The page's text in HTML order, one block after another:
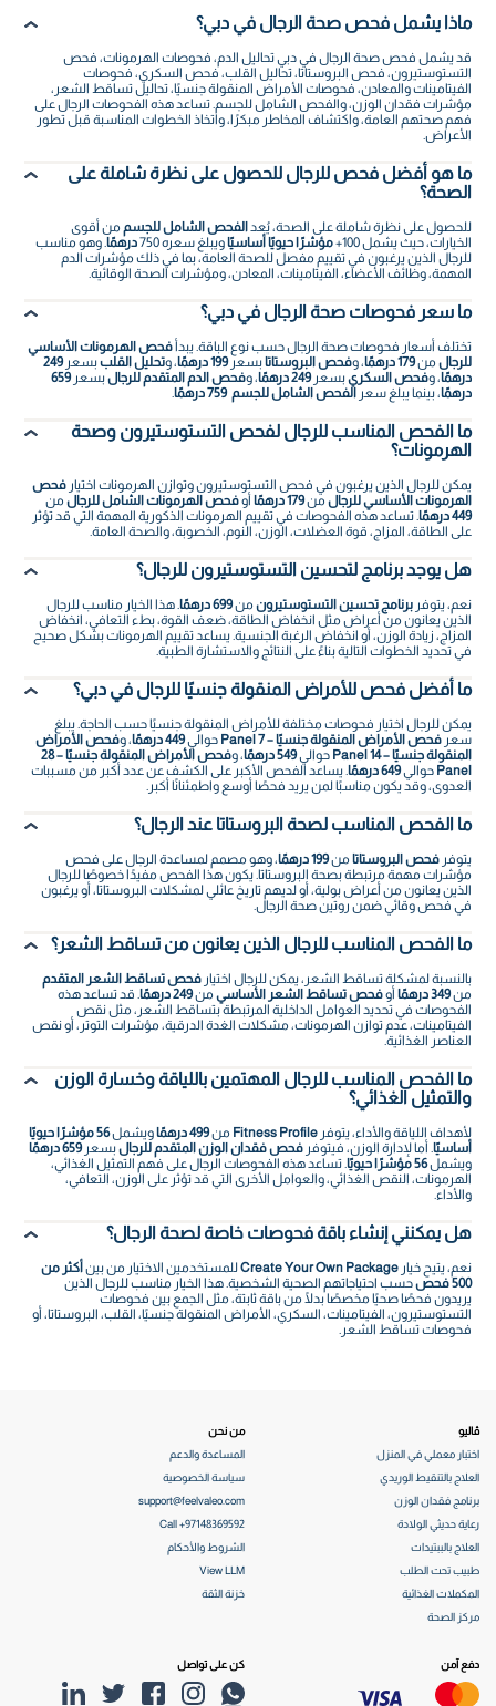
ماذا يشمل فحص صحة الرجال في دبي؟
قد يشمل فحص صحة الرجال في دبي تحاليل الدم، فحوصات الهرمونات، فحص
التستوستيرون، فحص البروستاتا، تحاليل القلب، فحص السكري، فحوصات
الفيتامينات والمعادن، فحوصات الأمراض المنقولة جنسيًا، تحاليل تساقط الشعر،
مؤشرات فقدان الوزن، والفحص الشامل للجسم. تساعد هذه الفحوصات الرجال على
فهم صحتهم العامة، واكتشاف المخاطر مبكرًا، واتخاذ الخطوات المناسبة قبل تطور
الأعراض.
ما هو أفضل فحص للرجال للحصول على نظرة شاملة على
الصحة؟
للحصول على نظرة شاملة على الصحة، يُعد الفحص الشامل للجسممن أقوى
الخيارات، حيث يشمل 100+
مؤشرًا حيويًا أساسيًاويبلغ سعره 750 درهمًا. وهو مناسب
للرجال الذين يرغبون في تقييم مفصل للصحة العامة، بما في ذلك مؤشرات الدم
المهمة، وظائف الأعضاء، الفيتامينات، المعادن، ومؤشرات الصحة الوقائية.
ما سعر فحوصات صحة الرجال في دبي؟
تختلف أسعار فحوصات صحة الرجال حسب نوع الباقة. يبدأفحص الهرمونات الأساسي
للرجالمن179 درهمًا ، وفحص البروستاتابسعر199 درهمًا ، وتحليل القلببسعر249
درهمًا، وفحص السكريبسعر249 درهمًا ، وفحص الدم المتقدم للرجالبسعر659
درهمًا، بينما يبلغ سعر الفحص الشامل للجسم 759 درهمًا .
ما الفحص المناسب للرجال لفحص التستوستيرون وصحة
الهرمونات؟
يمكن للرجال الذين يرغبون في فحص التستوستيرون وتوازن الهرمونات اختيارفحص
الهرمونات الأساسي للرجالمن179 درهمًا أوفحص الهرمونات الشامل للرجالمن
449 درهمًا
. تساعد هذه الفحوصات في تقييم الهرمونات الذكورية المهمة التي قد تؤثر
على الطاقة، المزاج، قوة العضلات، الوزن، النوم، الخصوبة، والصحة العامة.
هل يوجد برنامج لتحسين التستوستيرون للرجال؟
نعم، يتوفربرنامج تحسين التستوستيرونمن699 درهمًا
. هذا الخيار مناسب للرجال
الذين يعانون من أعراض مثل انخفاض الطاقة، ضعف القوة، بطء التعافي، انخفاض
المزاج، زيادة الوزن، أو انخفاض الرغبة الجنسية. يساعد تقييم الهرمونات بشكل صحيح
في تحديد الخطوات التالية بناءً على النتائج والاستشارة الطبية.
ما أفضل فحص للأمراض المنقولة جنسيًا للرجال في دبي؟
يمكن للرجال اختيار فحوصات مختلفة للأمراض المنقولة جنسيًا حسب الحاجة. يبلغ
سعرفحص الأمراض المنقولة جنسيًا – 7 Panel حوالي449 درهمًا ، وفحص الأمراض
المنقولة جنسيًا – 14 Panel
حوالي549 درهمًا ، و
فحص الأمراض المنقولة جنسيًا – 28
Panel حوالي649 درهمًا
. يساعد الفحص الأكبر على الكشف عن عدد أكبر من مسببات
العدوى، وقد يكون مناسبًا لمن يريد فحصًا أوسع واطمئنانًا أكبر.
ما الفحص المناسب لصحة البروستاتا عند الرجال؟
يتوفرفحص البروستاتامن199 درهمًا
، وهو مصمم لمساعدة الرجال على فحص
مؤشرات مهمة مرتبطة بصحة البروستاتا. يكون هذا الفحص مفيدًا خصوصًا للرجال
الذين يعانون من أعراض بولية، أو لديهم تاريخ عائلي لمشكلات البروستاتا، أو يرغبون
في فحص وقائي ضمن روتين صحة الرجال.
ما الفحص المناسب للرجال الذين يعانون من تساقط الشعر؟
بالنسبة لمشكلة تساقط الشعر، يمكن للرجال اختيارفحص تساقط الشعر المتقدم
من349 درهمًا أوفحص تساقط الشعر الأساسيمن249 درهمًا
. قد تساعد هذه
الفحوصات في تحديد العوامل الداخلية المرتبطة بتساقط الشعر، مثل نقص
الفيتامينات، عدم توازن الهرمونات، مشكلات الغدة الدرقية، مؤشرات التوتر، أو نقص
العناصر الغذائية.
ما الفحص المناسب للرجال المهتمين باللياقة وخسارة الوزن
والتمثيل الغذائي؟
لأهداف اللياقة والأداء، يتوفرFitness Profile من499 درهمًا ويشمل
56 مؤشرًا حيويًا
أساسيًا. أما لإدارة الوزن، فيتوفرفحص فقدان الوزن المتقدم للرجالبسعر659 درهمًا
ويشمل56 مؤشرًا حيويًا
. تساعد هذه الفحوصات الرجال على فهم التمثيل الغذائي،
الهرمونات، النقص الغذائي، والعوامل الأخرى التي قد تؤثر على الوزن، التعافي،
والأداء.
هل يمكنني إنشاء باقة فحوصات خاصة لصحة الرجال؟
نعم، يتيح خيارCreate Your Own Packageللمستخدمين الاختيار من بين أكثر من
500 فحص
حسب احتياجاتهم الصحية الشخصية. هذا الخيار مناسب للرجال الذين
يريدون فحصًا صحيًا مخصصًا بدلًا من باقة ثابتة، مثل الجمع بين فحوصات
التستوستيرون، الفيتامينات، السكري، الأمراض المنقولة جنسيًا، القلب، البروستاتا، أو
فحوصات تساقط الشعر.
ڤاليو
اختبار معملي في المنزل
العلاج بالتنقيط الوريدي
برنامج فقدان الوزن
رعاية حديثي الولادة
العلاج بالببتيدات
طبيب تحت الطلب
المكملات الغذائية
مركز الصحة
من نحن
المساعدة والدعم
سياسة الخصوصية
support@feelvaleo.com
Call +97148369592
الشروط والأحكام
View LLM
خزنة الثقة
دفع آمن كن على تواصل